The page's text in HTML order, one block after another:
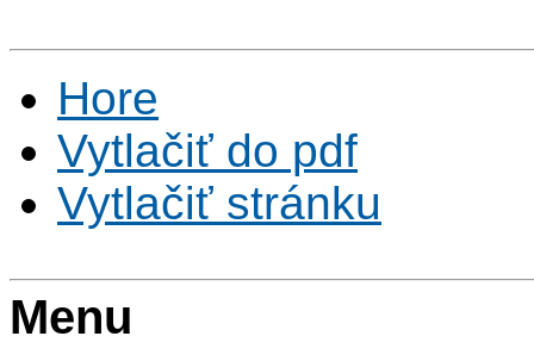
Hore
Vytlačiť do pdf
Vytlačiť stránku
Menu